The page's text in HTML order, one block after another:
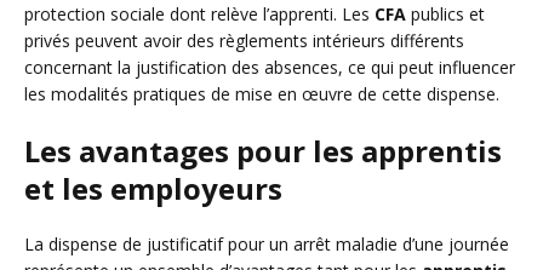
protection sociale dont relève l’apprenti. Les CFA publics et
privés peuvent avoir des règlements intérieurs différents
concernant la justification des absences, ce qui peut influencer
les modalités pratiques de mise en œuvre de cette dispense.
Les avantages pour les apprentis
et les employeurs
La dispense de justificatif pour un arrêt maladie d’une journée